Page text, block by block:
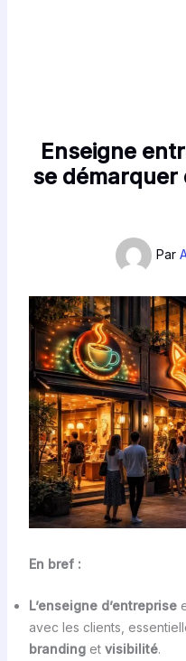
Enseigne
se
Par
En bref :
L’enseigne d’entreprise
avec les clients,
brandinget visibilité.